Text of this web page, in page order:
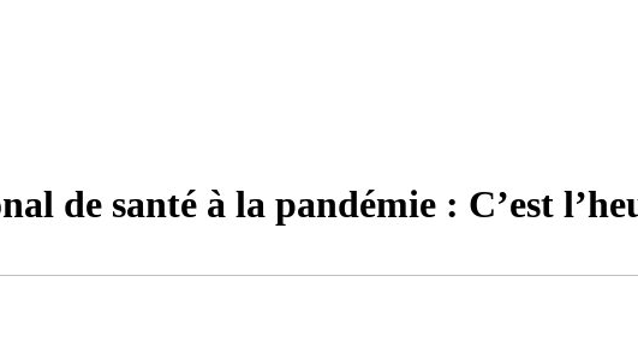
de santé à la pandémie : C’est